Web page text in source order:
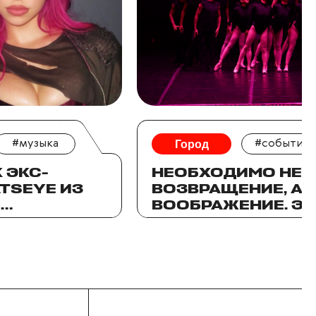
#музыка
ЭКС-
ИЗ
ПОП-
Город #события
НЕОБХОДИМО НЕ
ВОЗВРАЩЕНИЕ, А
ВООБРАЖЕНИЕ.
О СПЕКТАКЛЕ